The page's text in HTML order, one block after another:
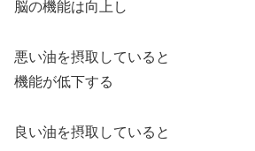
脳の機能は向上し
悪い油を摂取していると
機能が低下する
良い油を摂取していると